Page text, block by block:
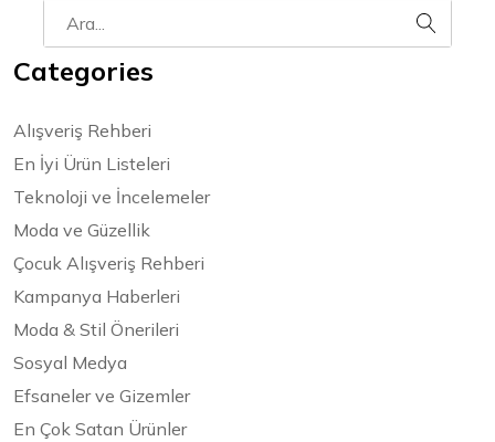
Categories
Alışveriş Rehberi
En İyi Ürün Listeleri
Teknoloji ve İncelemeler
Moda ve Güzellik
Çocuk Alışveriş Rehberi
Kampanya Haberleri
Moda & Stil Önerileri
Sosyal Medya
Efsaneler ve Gizemler
En Çok Satan Ürünler